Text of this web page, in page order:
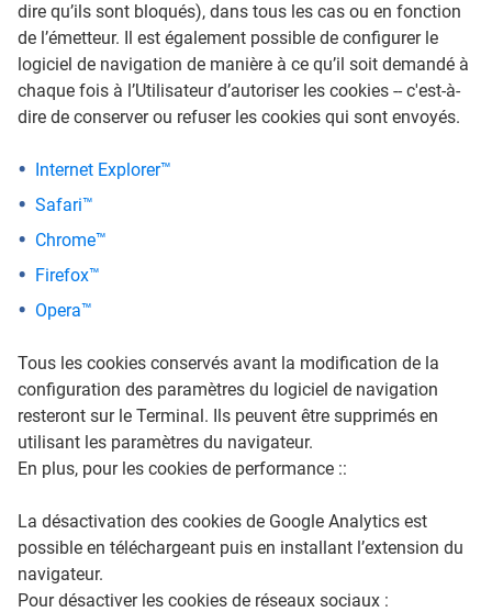
dire qu’ils sont bloqués), dans tous les cas ou en fonction
de l’émetteur. Il est également possible de configurer le
logiciel de navigation de manière à ce qu’il soit demandé à
chaque fois à l’Utilisateur d’autoriser les cookies -- c'est-à-
dire de conserver ou refuser les cookies qui sont envoyés.
Internet Explorer™
Safari™
Chrome™
Firefox™
Opera™
Tous les cookies conservés avant la modification de la
configuration des paramètres du logiciel de navigation
resteront sur le Terminal. Ils peuvent être supprimés en
utilisant les paramètres du navigateur.
En plus, pour les cookies de performance ::
La désactivation des cookies de Google Analytics est
possible en téléchargeant puis en installant l’extension du
navigateur.
Pour désactiver les cookies de réseaux sociaux :